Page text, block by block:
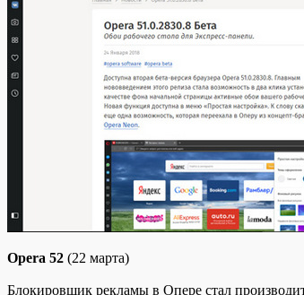
Opera 52 (22 марта)
Блокировщик рекламы в Опере стал